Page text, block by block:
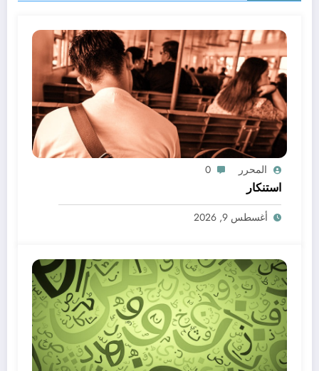
المحرر 0
استنكار
أغسطس 9, 2026